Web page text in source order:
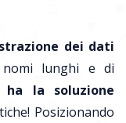
dei dati
lunghi e di
ha la soluzione
Posizionando